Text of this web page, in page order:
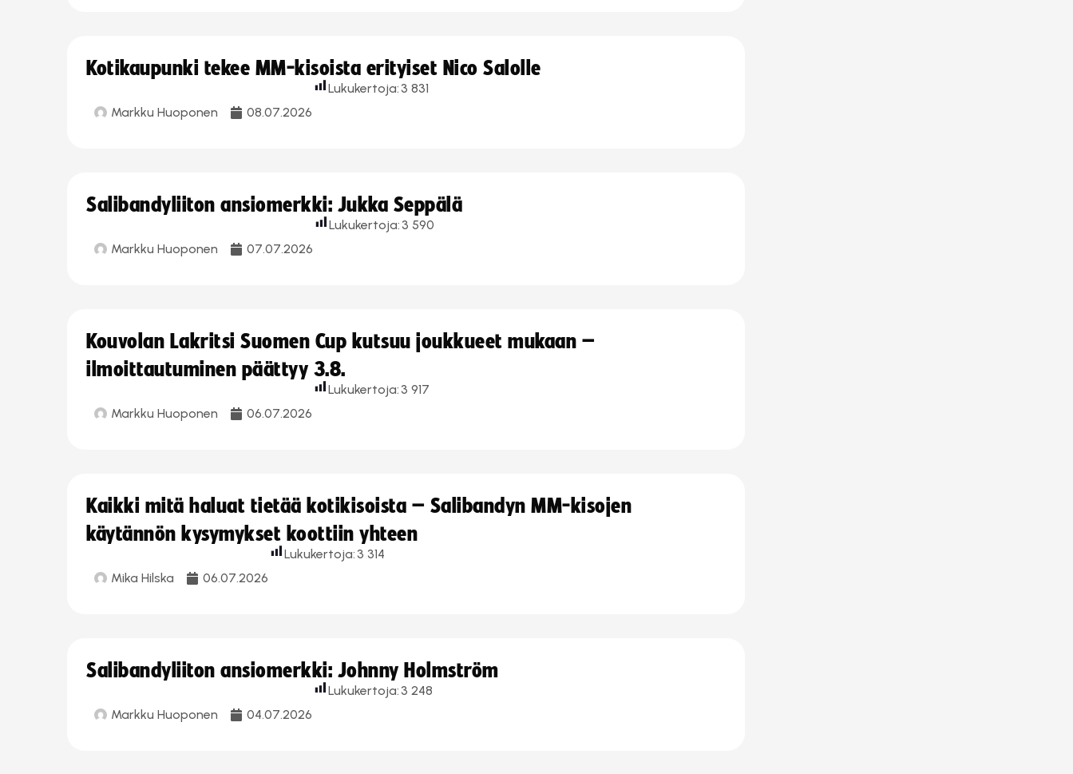
Kotikaupunki tekee MM-kisoista erityiset Nico Salolle
Markku Huoponen 08.07.2026
Lukukertoja: 3 831
Salibandyliiton ansiomerkki: Jukka Seppälä
Markku Huoponen 07.07.2026
Lukukertoja: 3 590
Kouvolan Lakritsi Suomen Cup kutsuu joukkueet mukaan –
ilmoittautuminen päättyy 3.8.
Markku Huoponen 06.07.2026
Lukukertoja: 3 917
Kaikki mitä haluat tietää kotikisoista – Salibandyn MM-kisojen
käytännön kysymykset koottiin yhteen
Mika Hilska 06.07.2026
Lukukertoja: 3 314
Salibandyliiton ansiomerkki: Johnny Holmström
Markku Huoponen 04.07.2026
Lukukertoja: 3 248